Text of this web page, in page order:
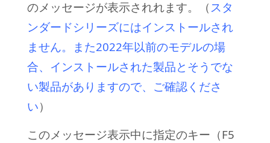
のメッセージが表示されれます。（ スタ
ンダードシリーズにはインストールされ
ません。また2022年以前のモデルの場
合、インストールされた製品とそうでな
い製品がありますので、ご確認くださ
い）
このメッセージ表示中に指定のキー（F5